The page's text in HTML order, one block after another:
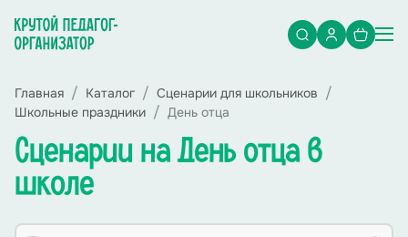
Главная Каталог
Сценарии для школьников
Школьные праздники
День отца
Сценарии на День отца в
школе